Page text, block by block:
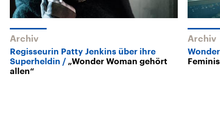
Archiv
Regisseurin Patty Jenkins über ihre
Superheldin
„Wonder Woman gehört
allen“
Archiv